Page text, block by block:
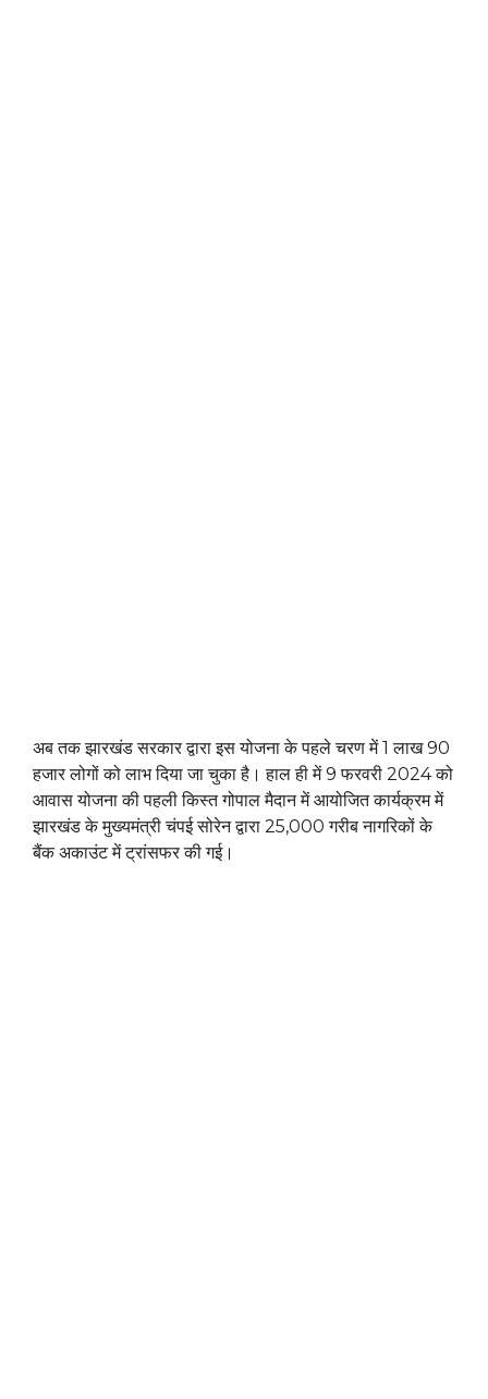
अब तक झारखंड सरकार द्वारा इस योजना के पहले चरण में 1 लाख 90
हजार लोगों को लाभ दिया जा चुका है। हाल ही में 9 फरवरी 2024 को
आवास योजना की पहली किस्त गोपाल मैदान में आयोजित कार्यक्रम में
झारखंड के मुख्यमंत्री चंपई सोरेन द्वारा 25,000 गरीब नागरिकों के
बैंक अकाउंट में ट्रांसफर की गई।